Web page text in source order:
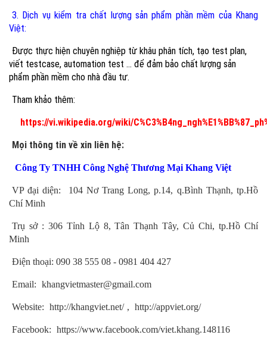
3. Dịch vụ kiểm tra chất lượng sản phẩm phần mềm của Khang
Việt:
Được thực hiện chuyên nghiệp từ khâu phân tích, tạo test plan,
viết testcase, automation test ... để đảm bảo chất lượng sản
phẩm phần mềm cho nhà đầu tư.
Tham khảo thêm:
https://vi.wikipedia.org/wiki/
Mọi thông tin về xin liên hệ:
Công Ty TNHH Công Nghệ Thương Mại Khang Việt
VP đại diện: 104 Nơ Trang Long, p.14, q.Bình Thạnh, tp.Hồ
Chí Minh
Trụ sở : 306 Tỉnh Lộ 8, Tân Thạnh Tây, Củ Chi, tp.Hồ Chí
Minh
Điện thoại: 090 38 555 08 - 0981 404 427
Email: khangvietmaster@gmail.com
Website: http://khangviet.net/ , http://appviet.org/
Facebook: https://www.facebook.com/viet.khang.148116